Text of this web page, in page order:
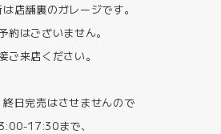
店舗裏のガレージです。
約はございません。
ご来店ください。
日完売はさせませんので
17:30まで、